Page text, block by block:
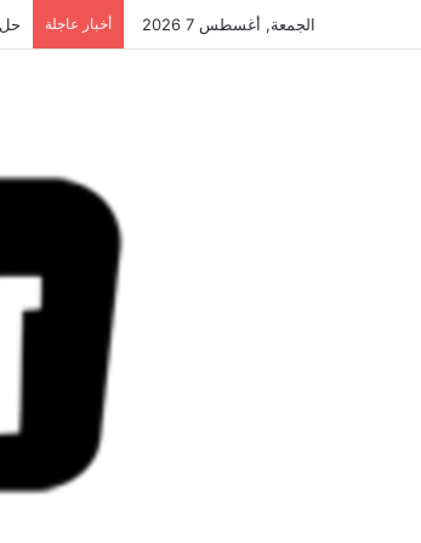
الجمعة, أغسطس 7 2026 أخبار عاجلة حل